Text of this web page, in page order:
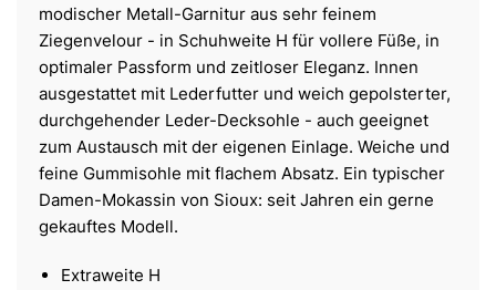
modischer Metall-Garnitur aus sehr feinem
Ziegenvelour - in Schuhweite H für vollere Füße, in
optimaler Passform und zeitloser Eleganz. Innen
ausgestattet mit Lederfutter und weich gepolsterter,
durchgehender Leder-Decksohle - auch geeignet
zum Austausch mit der eigenen Einlage. Weiche und
feine Gummisohle mit flachem Absatz. Ein typischer
Damen-Mokassin von Sioux: seit Jahren ein gerne
gekauftes Modell.
Extraweite H